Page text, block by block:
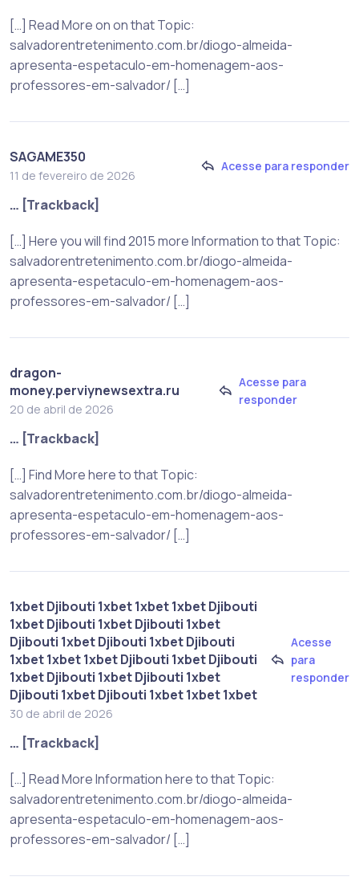
[…] Read More on on that Topic:
salvadorentretenimento.com.br/diogo-almeida-
apresenta-espetaculo-em-homenagem-aos-
professores-em-salvador/ […]
SAGAME350
11 de fevereiro de 2026
Acesse para responder
… [Trackback]
[…] Here you will find 2015 more Information to that Topic:
salvadorentretenimento.com.br/diogo-almeida-
apresenta-espetaculo-em-homenagem-aos-
professores-em-salvador/ […]
dragon-
money.perviynewsextra.ru
20 de abril de 2026
Acesse para
responder
… [Trackback]
[…] Find More here to that Topic:
salvadorentretenimento.com.br/diogo-almeida-
apresenta-espetaculo-em-homenagem-aos-
professores-em-salvador/ […]
1xbet Djibouti 1xbet 1xbet 1xbet Djibouti
1xbet Djibouti 1xbet Djibouti 1xbet
Djibouti 1xbet Djibouti 1xbet Djibouti
1xbet 1xbet 1xbet Djibouti 1xbet Djibouti
1xbet Djibouti 1xbet Djibouti 1xbet
Djibouti 1xbet Djibouti 1xbet 1xbet 1xbet
30 de abril de 2026
Acesse
para
responder
… [Trackback]
[…] Read More Information here to that Topic:
salvadorentretenimento.com.br/diogo-almeida-
apresenta-espetaculo-em-homenagem-aos-
professores-em-salvador/ […]